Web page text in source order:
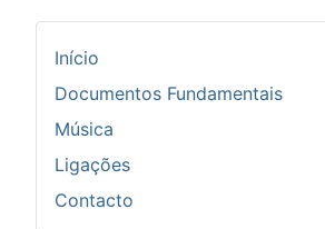
Início
Documentos Fundamentais
Música
Ligações
Contacto